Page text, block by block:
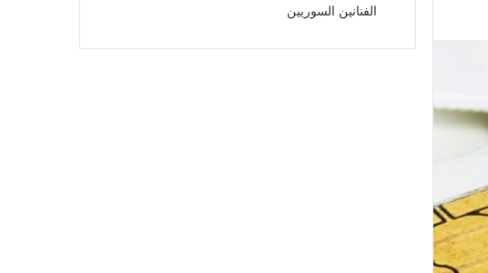
الفنانين السوريين